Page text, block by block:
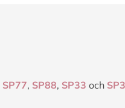
SP77, SP88, SP33 och